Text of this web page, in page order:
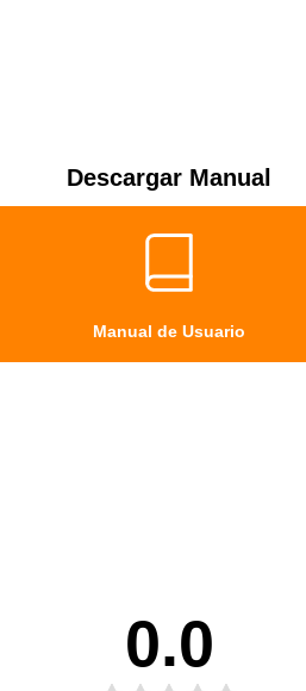
Descargar Manual
Manual de Usuario
0.0